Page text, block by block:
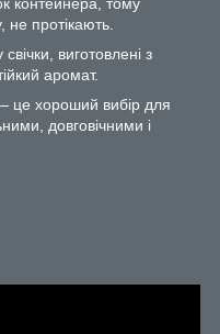
не протікають.
виготовлені з
аромат.
це хороший вибір для
довговічними і